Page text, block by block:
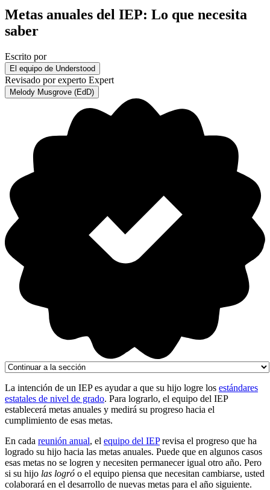
Metas anuales del IEP: Lo que necesita
saber
Escrito por
El equipo de Understood
Revisado por experto Expert
Melody Musgrove (EdD)
La intención de un IEP es ayudar a que su hijo logre los estándares
estatales de nivel de grado. Para lograrlo, el equipo del IEP
establecerá metas anuales y medirá su progreso hacia el
cumplimiento de esas metas.
En cada reunión anual, el equipo del IEPrevisa el progreso que ha
logrado su hijo hacia las metas anuales. Puede que en algunos casos
esas metas no se logren y necesiten permanecer igual otro año. Pero
si su hijo las logró o el equipo piensa que necesitan cambiarse, usted
colaborará en el desarrollo de nuevas metas para el año siguiente.